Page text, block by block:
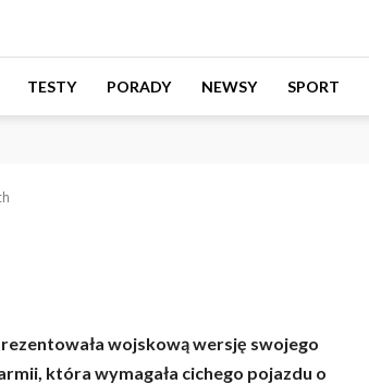
TESTY PORADY NEWSY SPORT
wojskowy
wojskową wersję swojego
która wymagała cichego pojazdu o